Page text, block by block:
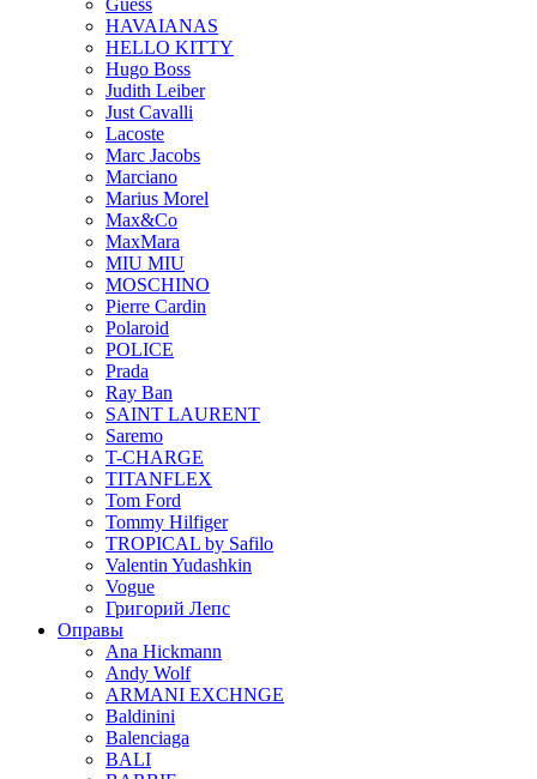
Guess
HAVAIANAS
HELLO KITTY
Hugo Boss
Judith Leiber
Just Cavalli
Lacoste
Marc Jacobs
Marciano
Marius Morel
Max&Co
MaxMara
MIU MIU
MOSCHINO
Pierre Cardin
Polaroid
POLICE
Prada
Ray Ban
SAINT LAURENT
Saremo
T-CHARGE
TITANFLEX
Tom Ford
Tommy Hilfiger
TROPICAL by Safilo
Valentin Yudashkin
Vogue
Григорий Лепс
Оправы
Ana Hickmann
Andy Wolf
ARMANI EXCHNGE
Baldinini
Balenciaga
BALI